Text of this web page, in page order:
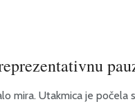
mira. Utakmica je počela